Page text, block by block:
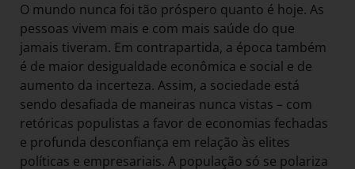
O mundo nunca foi tão próspero quanto é hoje. As
pessoas vivem mais e com mais saúde do que
jamais tiveram. Em contrapartida, a época também
é de maior desigualdade econômica e social e de
aumento da incerteza. Assim, a sociedade está
sendo desafiada de maneiras nunca vistas – com
retóricas populistas a favor de economias fechadas
e profunda desconfiança em relação às elites
políticas e empresariais. A população só se polariza